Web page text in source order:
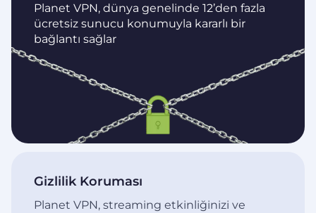
Planet VPN, dünya genelinde 12’den fazla
ücretsiz sunucu konumuyla kararlı bir
bağlantı sağlar
Gizlilik Koruması
Planet VPN, streaming etkinliğinizi ve